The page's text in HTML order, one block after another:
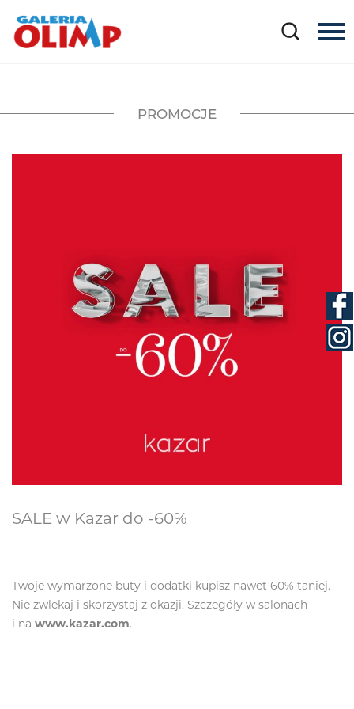
PROMOCJE
SALE w Kazar do -60%
Twoje wymarzone buty i dodatki kupisz nawet 60% taniej.
Nie zwlekaj i skorzystaj z okazji. Szczegóły w salonach
i na www.kazar.com.